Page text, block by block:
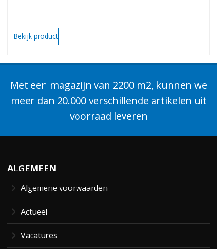
Bekijk product
Met een magazijn van 2200 m2, kunnen we
meer dan 20.000 verschillende artikelen uit
voorraad leveren
ALGEMEEN
Algemene voorwaarden
Actueel
Vacatures